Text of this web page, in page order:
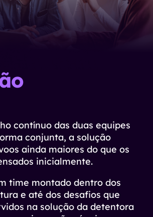
contínuo das duas equipes
conjunta, a solução
ainda maiores do que os
inicialmente.
time montado dentro dos
e até dos desafios que
na solução da detentora